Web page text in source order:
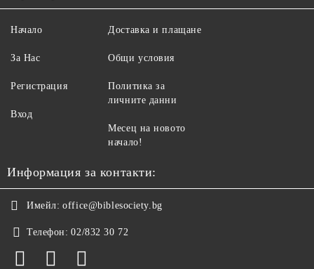
Начало
За Нас
Регистрация
Вход
Доставка и плащане
Общи условия
Политика за
личните данни
Месец на новото
начало!
Информация за контакти:
Имейл: office@biblesociety.bg
Телефон: 02/832 30 72